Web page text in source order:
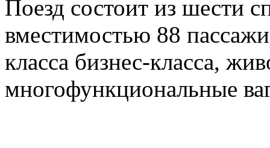
Поезд состоит из шести
вместимостью 88
класса бизнес-класса,
многофункциональные